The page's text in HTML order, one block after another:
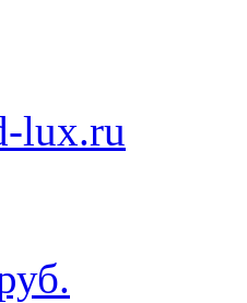
lux.ru